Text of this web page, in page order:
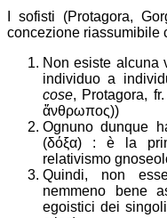
I sofisti (Protagora,
concezione riassumibile
Non esiste alcuna
individuo a
cose, Protagora,
ἄνθρωπος))
Ognuno dunque
(δόξα) : è la
relativismo
Quindi, non
nemmeno bene
egoistici dei